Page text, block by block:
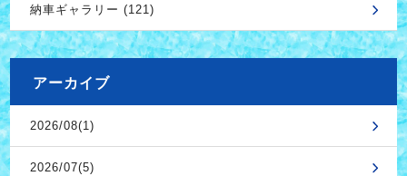
納車ギャラリー (121)
アーカイブ
2026/08(1)
2026/07(5)